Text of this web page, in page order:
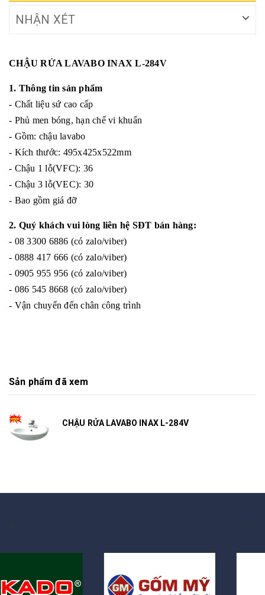
NHẬN XÉT
CHẬU RỬA LAVABO INAX L-284V
1. Thông tin sản phẩm
- Chất liệu sứ cao cấp
- Phủ men bóng, hạn chế vi khuẩn
- Gồm: chậu lavabo
- Kích thước: 495x425x522mm
- Chậu 1 lỗ(VFC): 36
- Chậu 3 lỗ(VEC): 30
- Bao gồm giá đỡ
2. Quý khách vui lòng liên hệ SĐT bán hàng:
- 08 3300 6886 (có zalo/viber)
- 0888 417 666 (có zalo/viber)
- 0905 955 956 (có zalo/viber)
- 086 545 8668 (có zalo/viber)
- Vận chuyển đến chân công trình
Sản phẩm đã xem
CHẬU RỬA LAVABO INAX L-284V